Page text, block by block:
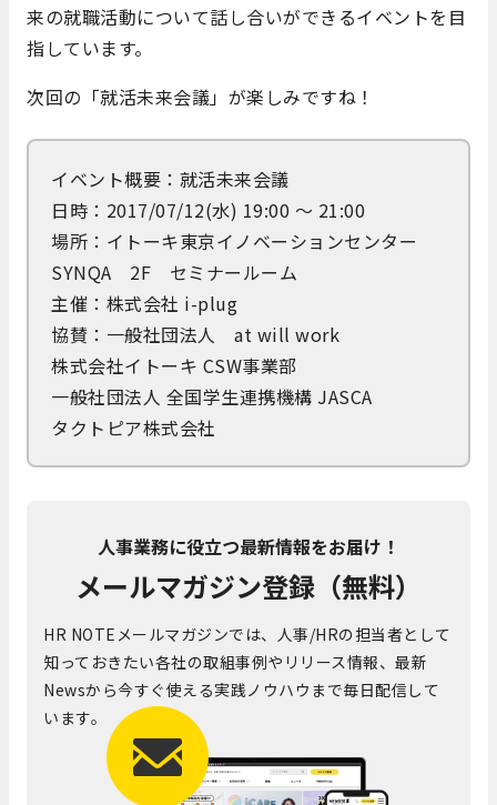
来の就職活動について話し合いができるイベントを目
指しています。
次回の「就活未来会議」が楽しみですね！
イベント概要：就活未来会議
日時：2017/07/12(水) 19:00 ～ 21:00
場所：イトーキ東京イノベーションセンター
SYNQA 2F セミナールーム
主催：株式会社 i-plug
協賛：一般社団法人 at will work
株式会社イトーキ CSW事業部
一般社団法人 全国学生連携機構 JASCA
タクトピア株式会社
人事業務に役立つ最新情報をお届け！
メールマガジン登録（無料）
HR NOTEメールマガジンでは、人事/HRの担当者として
知っておきたい各社の取組事例やリリース情報、最新
Newsから今すぐ使える実践ノウハウまで毎日配信して
います。